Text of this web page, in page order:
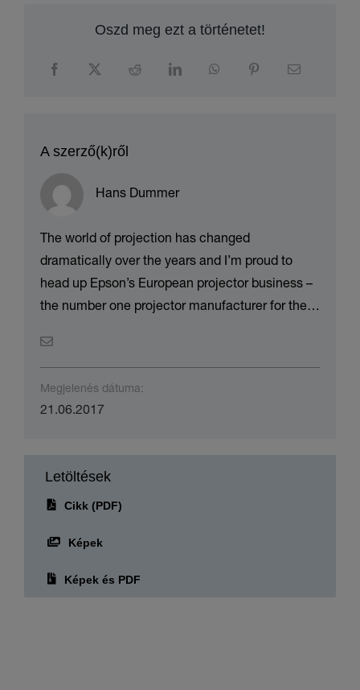
Oszd meg ezt a történetet!
A szerző(k)ről
Hans Dummer
The world of projection has changed
dramatically over the years and I’m proud to
head up Epson’s European projector business –
the number one projector manufacturer for the
almost two decades and will be sharing my
thoughts on how projectors can benefit your
business, whether you’re a teacher, accountant,
doctor or retailer, you’ll be surprised how the
Megjelenés dátuma:
21.06.2017
Letöltések
Cikk (PDF)
Képek
Képek és PDF